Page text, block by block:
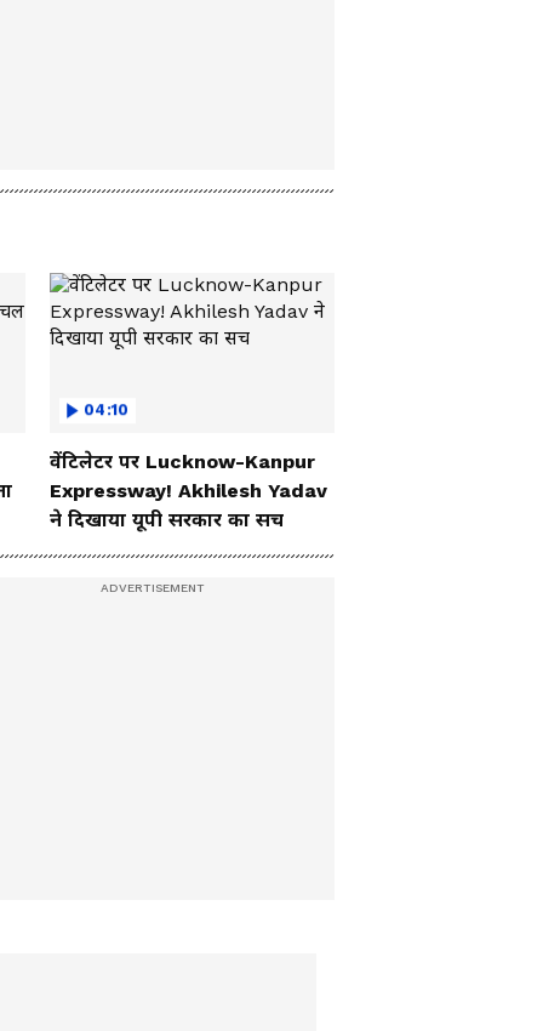
04:10
वेंटिलेटर पर Lucknow-Kanpur
Expressway! Akhilesh Yadav
ने दिखाया यूपी सरकार का सच